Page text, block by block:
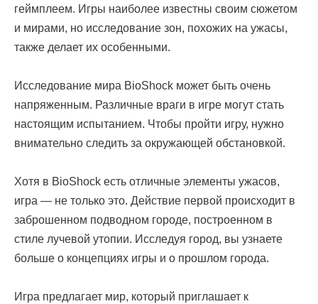
геймплеем. Игры наиболее известны своим сюжетом
и мирами, но исследование зон, похожих на ужасы,
также делает их особенными.
Исследование мира BioShock может быть очень
напряженным. Различные враги в игре могут стать
настоящим испытанием. Чтобы пройти игру, нужно
внимательно следить за окружающей обстановкой.
Хотя в BioShock есть отличные элементы ужасов,
игра — не только это. Действие первой происходит в
заброшенном подводном городе, построенном в
стиле лучевой утопии. Исследуя город, вы узнаете
больше о концепциях игры и о прошлом города.
Игра предлагает мир, который приглашает к